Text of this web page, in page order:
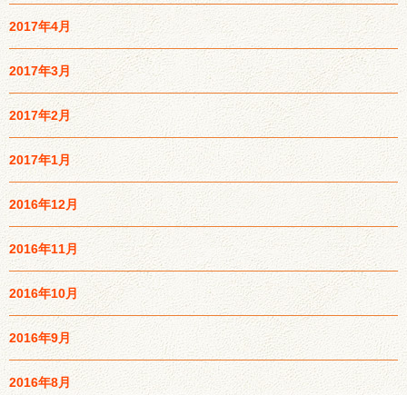
2017年4月
2017年3月
2017年2月
2017年1月
2016年12月
2016年11月
2016年10月
2016年9月
2016年8月